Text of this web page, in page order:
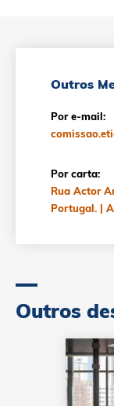
Outros
Por e-mail:
Por carta:
Rua Actor
Portugal. |
Outros